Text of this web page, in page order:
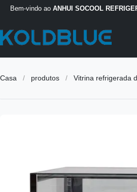
Bem-vindo ao ANHUI SOCOOL
Casa / produtos / Vitrina refrigerada